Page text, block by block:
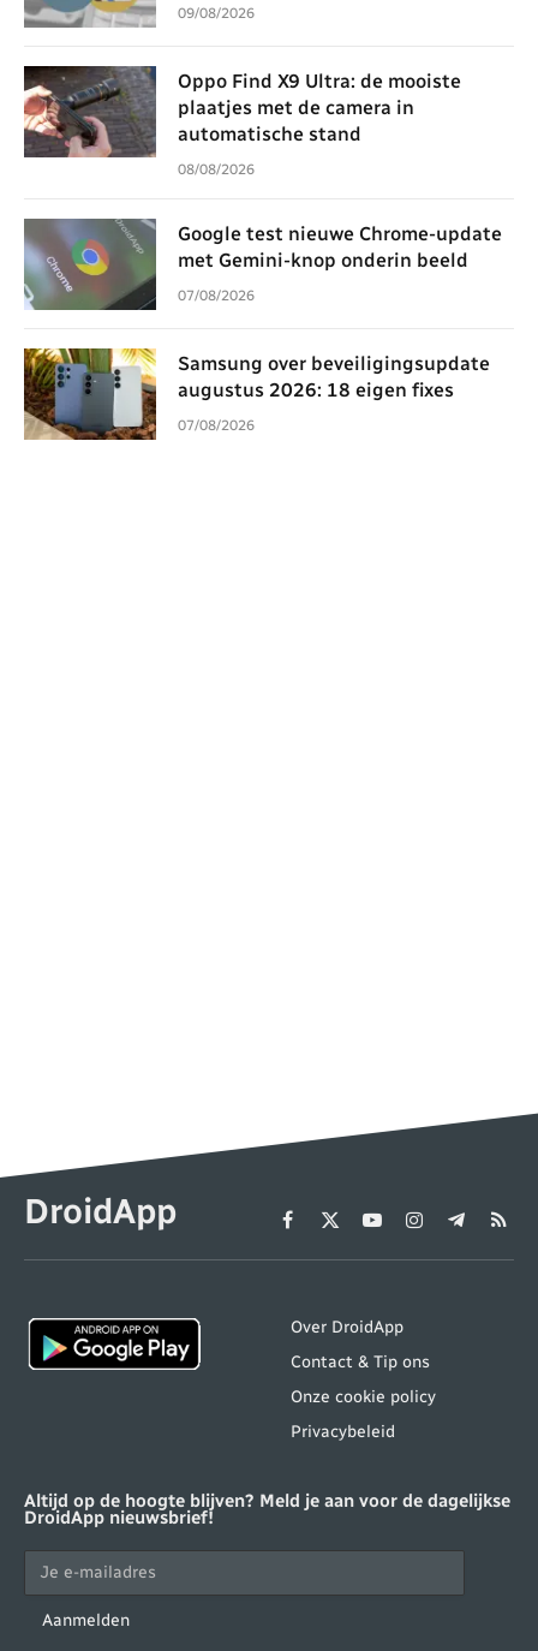
09/08/2026
Oppo Find X9 Ultra: de mooiste
plaatjes met de camera in
automatische stand
08/08/2026
Google test nieuwe Chrome-update
met Gemini-knop onderin beeld
07/08/2026
Samsung over beveiligingsupdate
augustus 2026: 18 eigen fixes
07/08/2026
DroidApp Facebook
X
(Twitter)
YouTubeInstagram
Telegram
RSS
Over DroidApp
Contact & Tip ons
Onze cookie policy
Privacybeleid
Altijd op de hoogte blijven? Meld je aan voor de dagelijkse
DroidApp nieuwsbrief!
Aanmelden